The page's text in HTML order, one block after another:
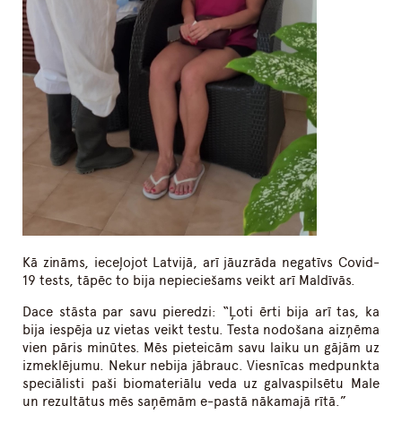
Kā zināms, ieceļojot Latvijā, arī jāuzrāda negatīvs Covid-
19 tests, tāpēc to bija nepieciešams veikt arī Maldīvās.
Dace stāsta par savu pieredzi: “Ļoti ērti bija arī tas, ka
bija iespēja uz vietas veikt testu. Testa nodošana aizņēma
vien pāris minūtes. Mēs pieteicām savu laiku un gājām uz
izmeklējumu. Nekur nebija jābrauc. Viesnīcas medpunkta
speciālisti paši biomateriālu veda uz galvaspilsētu Male
un rezultātus mēs saņēmām e-pastā nākamajā rītā.”